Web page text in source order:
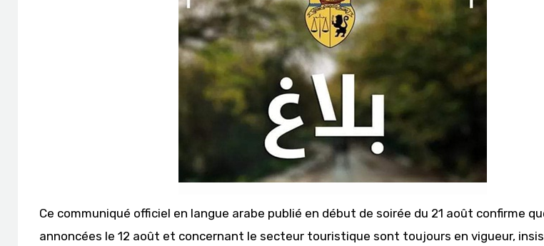
Ce communiqué officiel en langue arabe publié en début de soirée du 21 août confirme
annoncées le 12 août et concernant le secteur touristique sont toujours en vigueur,